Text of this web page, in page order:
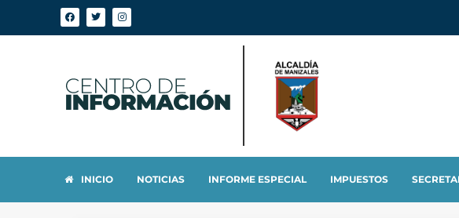
INICIO NOTICIAS INFORME ESPECIAL IMPUESTOS